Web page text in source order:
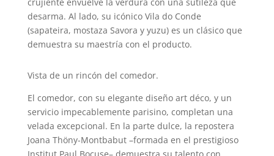
desarma. Al lado, su icónico Vila do Conde
(sapateira, mostaza Savora y yuzu) es un clásico que
demuestra su maestría con el producto.
Vista de un rincón del comedor.
El comedor, con su elegante diseño art déco, y un
servicio impecablemente parisino, completan una
velada excepcional. En la parte dulce, la repostera
Joana Thöny-Montbabut –formada en el prestigioso